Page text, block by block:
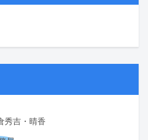
秀吉・晴香